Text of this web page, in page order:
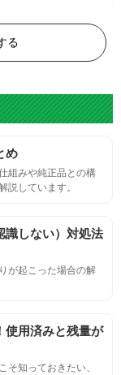
こと。
る
め
組みや純正品との構
説しています。
識しない）対処法
が起こった場合の解
使用済みと残量が
そ知っておきたい、